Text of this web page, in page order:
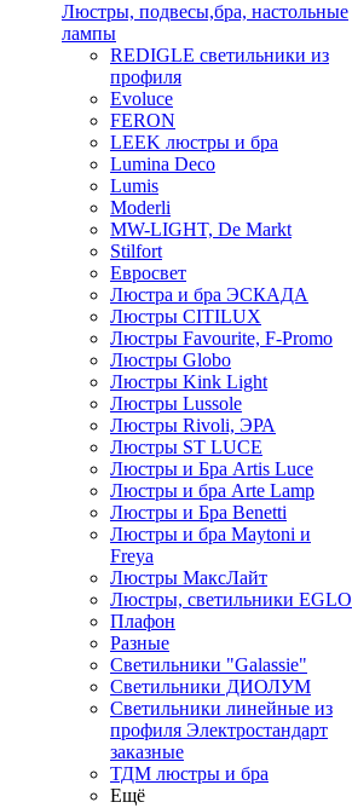
Люстры, подвесы,бра, настольные
лампы
REDIGLE светильники из
профиля
Evoluce
FERON
LEEK люстры и бра
Lumina Deco
Lumis
Moderli
MW-LIGHT, De Markt
Stilfort
Евросвет
Люстра и бра ЭСКАДА
Люстры CITILUX
Люстры Favourite, F-Promo
Люстры Globo
Люстры Kink Light
Люстры Lussole
Люстры Rivoli, ЭРА
Люстры ST LUCE
Люстры и Бра Artis Luce
Люстры и бра Arte Lamp
Люстры и Бра Benetti
Люстры и бра Maytoni и
Freya
Люстры МаксЛайт
Люстры, светильники EGLO
Плафон
Разные
Светильники "Galassie"
Светильники ДИОЛУМ
Светильники линейные из
профиля Электростандарт
заказные
ТДМ люстры и бра
Ещё